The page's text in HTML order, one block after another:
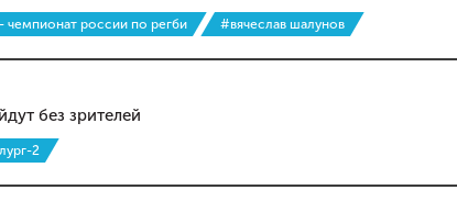
чемпионат россии по регби #вячеслав шалунов
без зрителей
2